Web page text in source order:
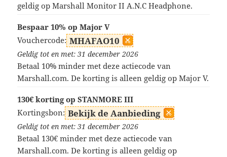
geldig op Marshall Monitor II A.N.C Headphone.
Bespaar 10% op Major V
Vouchercode: MHAFAO10
Geldig tot en met: 31 december 2026
Betaal 10% minder met deze actiecode van
Marshall.com. De korting is alleen geldig op Major V.
130€ korting op STANMORE III
Kortingsbon: Bekijk de Aanbieding
Geldig tot en met: 31 december 2026
Betaal 130€ minder met deze actiecode van
Marshall.com. De korting is alleen geldig op